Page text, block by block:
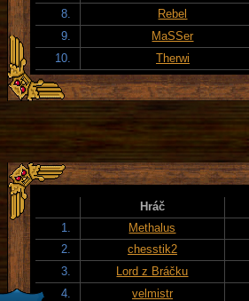
8.
Rebel
9.
MaSSer
10.
Therwi
Hráč
1.
Methalus
2.
chesstik2
3.
Lord z Bráčku
4.
velmistr